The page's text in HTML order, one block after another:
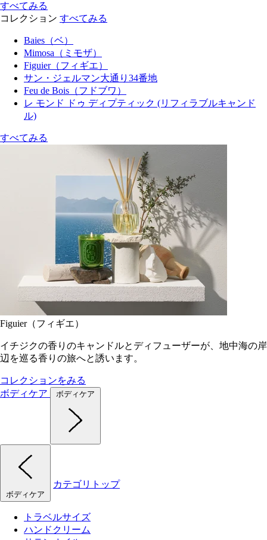
すべてみる
コレクション すべてみる
Baies（ベ）
Mimosa（ミモザ）
Figuier（フィギエ）
サン・ジェルマン大通り34番地
Feu de Bois（フドブワ）
レ モンド ドゥ ディプティック (リフィラブルキャンド
ル)
すべてみる
Figuier（フィギエ）
イチジクの香りのキャンドルとディフューザーが、地中海の岸
辺を巡る香りの旅へと誘います。
コレクションをみる
ボディケア
ボディケア
ボディケア
カテゴリトップ
トラベルサイズ
ハンドクリーム